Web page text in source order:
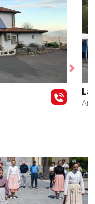
Next